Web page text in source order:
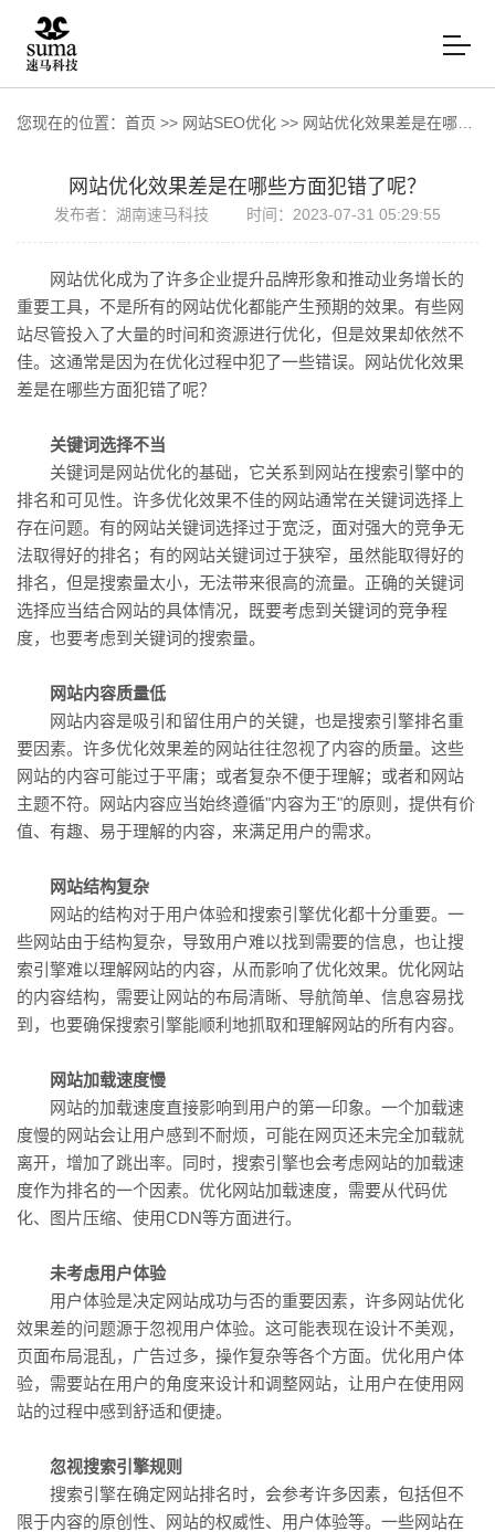
您现在的位置： 首页 >> 网站SEO优化 >> 网站优化效果差是在哪些方面犯错了呢？
网站优化效果差是在哪些方面犯错了呢？
发布者：湖南速马科技 时间：2023-07-31 05:29:55
网站优化成为了许多企业提升品牌形象和推动业务增长的
重要工具，不是所有的网站优化都能产生预期的效果。有些网
站尽管投入了大量的时间和资源进行优化，但是效果却依然不
佳。这通常是因为在优化过程中犯了一些错误。网站优化效果
差是在哪些方面犯错了呢？
关键词选择不当
关键词是网站优化的基础，它关系到网站在搜索引擎中的
排名和可见性。许多优化效果不佳的网站通常在关键词选择上
存在问题。有的网站关键词选择过于宽泛，面对强大的竞争无
法取得好的排名；有的网站关键词过于狭窄，虽然能取得好的
排名，但是搜索量太小，无法带来很高的流量。正确的关键词
选择应当结合网站的具体情况，既要考虑到关键词的竞争程
度，也要考虑到关键词的搜索量。
网站内容质量低
网站内容是吸引和留住用户的关键，也是搜索引擎排名重
要因素。许多优化效果差的网站往往忽视了内容的质量。这些
网站的内容可能过于平庸；或者复杂不便于理解；或者和网站
主题不符。网站内容应当始终遵循"内容为王"的原则，提供有价
值、有趣、易于理解的内容，来满足用户的需求。
网站结构复杂
网站的结构对于用户体验和搜索引擎优化都十分重要。一
些网站由于结构复杂，导致用户难以找到需要的信息，也让搜
索引擎难以理解网站的内容，从而影响了优化效果。优化网站
的内容结构，需要让网站的布局清晰、导航简单、信息容易找
到，也要确保搜索引擎能顺利地抓取和理解网站的所有内容。
网站加载速度慢
网站的加载速度直接影响到用户的第一印象。一个加载速
度慢的网站会让用户感到不耐烦，可能在网页还未完全加载就
离开，增加了跳出率。同时，搜索引擎也会考虑网站的加载速
度作为排名的一个因素。优化网站加载速度，需要从代码优
化、图片压缩、使用CDN等方面进行。
未考虑用户体验
用户体验是决定网站成功与否的重要因素，许多网站优化
效果差的问题源于忽视用户体验。这可能表现在设计不美观，
页面布局混乱，广告过多，操作复杂等各个方面。优化用户体
验，需要站在用户的角度来设计和调整网站，让用户在使用网
站的过程中感到舒适和便捷。
忽视搜索引擎规则
搜索引擎在确定网站排名时，会参考许多因素，包括但不
限于内容的原创性、网站的权威性、用户体验等。一些网站在